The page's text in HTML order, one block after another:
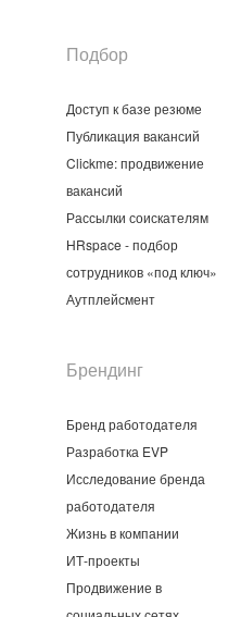
Подбор
Доступ к базе резюме
Публикация вакансий
Clickme: продвижение
вакансий
Рассылки соискателям
HRspace - подбор
сотрудников «под ключ»
Аутплейсмент
Брендинг
Бренд работодателя
Разработка EVP
Исследование бренда
работодателя
Жизнь в компании
ИТ-проекты
Продвижение в